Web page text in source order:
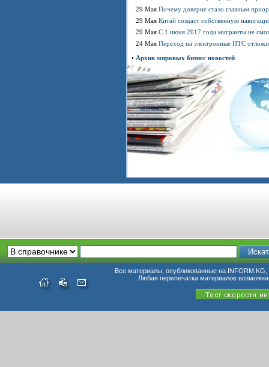
29 Мая Почему доверие стало главным
29 Мая Китай создаст собственную
29 Мая С 1 июня 2017 года мигранты не
24 Мая Переход на электронные ПТС
• Архив мировых бизнес новостей
Все материалы, опубликованные на INFORM.KG,
Любая перепечатка материалов